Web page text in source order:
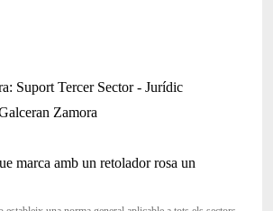
Suport Tercer Sector - Jurídic
Zamora